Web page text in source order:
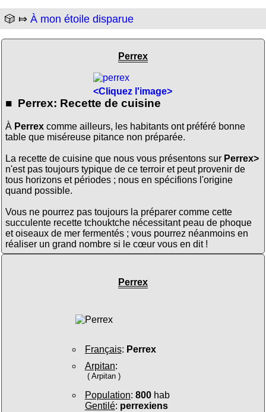
🎲 ⤇ À mon étoile disparue
Perrex
<Cliquez l'image>
■ Perrex: Recette de cuisine
À Perrexcomme ailleurs, les habitants ont préféré bonne
table que miséreuse pitance non préparée.
La recette de cuisine que nous vous présentons sur Perrex>
n'est pas toujours typique de ce terroir et peut provenir de
tous horizons et périodes ; nous en spécifions l'origine
quand possible.
Vous ne pourrez pas toujours la préparer comme cette
succulente recette tchouktche nécessitant peau de phoque
et oiseaux de mer fermentés ; vous pourrez néanmoins en
réaliser un grand nombre si le cœur vous en dit !
Perrex
Français: Perrex
Arpitan:
( Arpitan )
Population: 800hab
Gentilé: perrexiens